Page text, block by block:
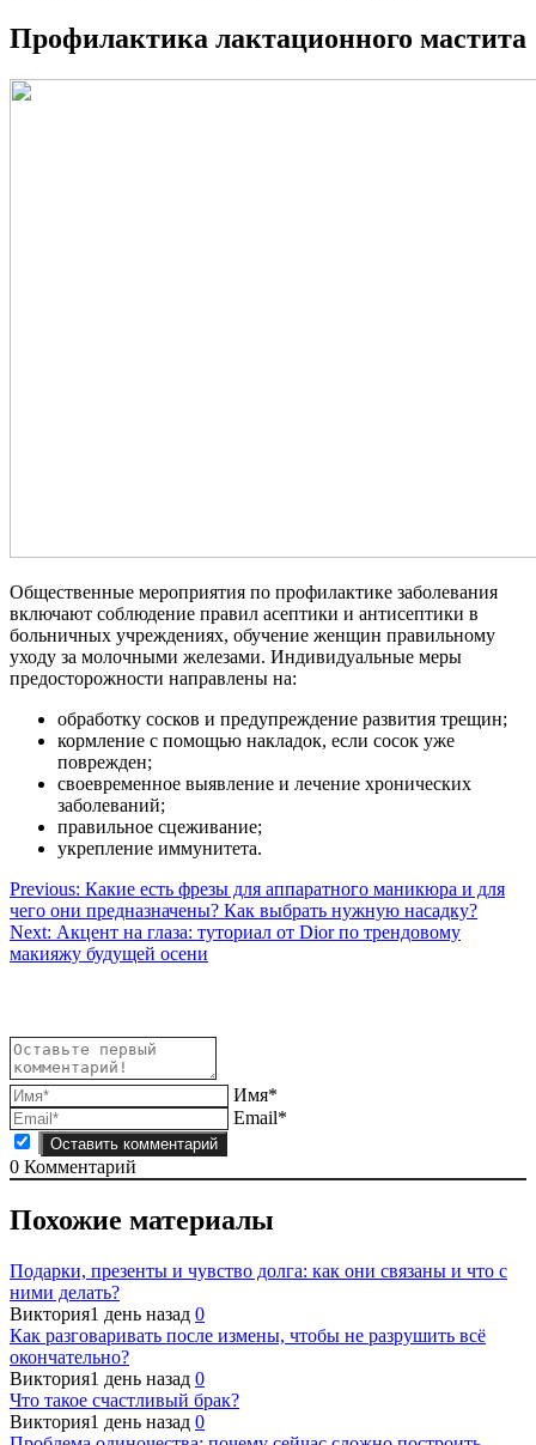
Профилактика лактационного мастита
Общественные мероприятия по профилактике заболевания
включают соблюдение правил асептики и антисептики в
больничных учреждениях, обучение женщин правильному
уходу за молочными железами. Индивидуальные меры
предосторожности направлены на:
обработку сосков и предупреждение развития трещин;
кормление с помощью накладок, если сосок уже
поврежден;
своевременное выявление и лечение хронических
заболеваний;
правильное сцеживание;
укрепление иммунитета.
Навигация
по
записям
Previous: Какие есть фрезы для аппаратного маникюра и для
чего они предназначены? Как выбрать нужную насадку?
Next: Акцент на глаза: туториал от Dior по трендовому
макияжу будущей осени
Имя*
Email*
0 Комментарий
Похожие материалы
Подарки, презенты и чувство долга: как они связаны и что с
ними делать?
Виктория1 день назад 0
Как разговаривать после измены, чтобы не разрушить всё
окончательно?
Виктория1 день назад 0
Что такое счастливый брак?
Виктория1 день назад 0